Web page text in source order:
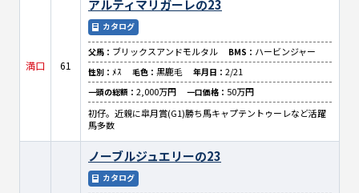
満口 61
アルティマリガーレの23
カタログ
父馬： ブリックスアンドモルタル BMS： ハービンジャー
性別： ﾒｽ 毛色： 黒鹿毛 年月日： 2/21
一頭の総額： 2,000万円 一口価格： 50万円
初仔。近親に皐月賞(G1)勝ち馬キャプテントゥーレなど活躍
馬多数
ノーブルジュエリーの23
カタログ